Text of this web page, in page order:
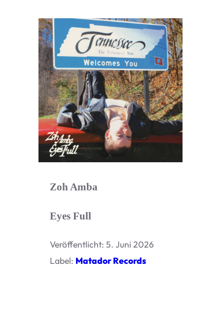
Zoh Amba
Eyes Full
Ver­öf­fent­licht: 5. Juni 2026
Label: Mata­dorRecords